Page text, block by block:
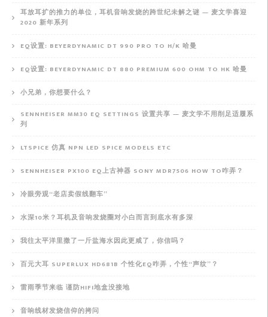
耳放耳扩的推力的单位，耳机音响发烧的跨世纪未解之谜 — 麦文学喜迎
2020 新年系列
EQ设置: BEYERDYNAMIC DT 990 PRO TO H/K 哈曼
EQ设置: BEYERDYNAMIC DT 880 PREMIUM 600 OHM TO HK 哈曼
小兄弟，你想要什么？
SENNHEISER MM30 EQ SETTINGS 设置共享 — 麦文学不用削足适履系
列
LTSPICE 仿真 NPN LED SPICE MODELS ETC
SENNHEISER PX100 EQ上古神器 SONY MDR7506 HOW TO咋弄？
冷眼旁观“老店卖假线翻车”
水深10米？耳机及音响发烧圈对小白而言到底水有多深
我往太平洋里撒了一斤盐海水因此更咸了，你信吗？
百元大耳 SUPERLUX HD681B 个性化EQ咋弄，个性“声纹”？
雷雨季节来临 谨防HIFI地盒没接地
音响线材发烧信仰的拷问